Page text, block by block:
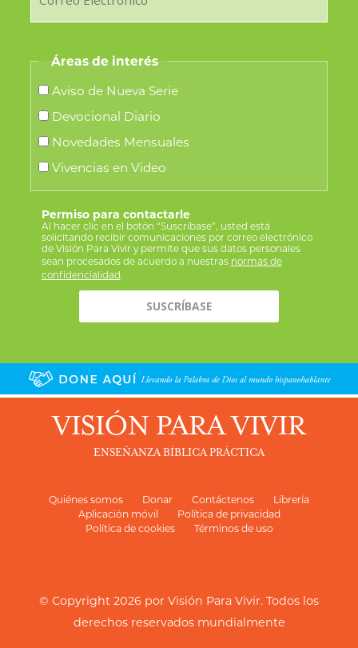
Áreas de interés
Aviso de Nueva Serie
Devocional Diario
Novedades Mensuales
Vivencias en Video
Permiso para contactarle
Al hacer clic en el botón “Suscríbase”, usted está
solicitando recibir comunicaciones por correo electrónico
de Visión Para Vivir y permite que sus datos personales
sean procesados de acuerdo a nuestras normas de
confidencialidad.
VISIÓN PARA VIVIR
ENSEÑANZA BÍBLICA PRÁCTICA
Quiénes somos Donar Contáctenos
Librería
Aplicación móvil
Política de privacidad
Política de cookies
Términos de uso
© Copyright 2026 por Visión Para Vivir. Todos los
derechos reservados mundialmente